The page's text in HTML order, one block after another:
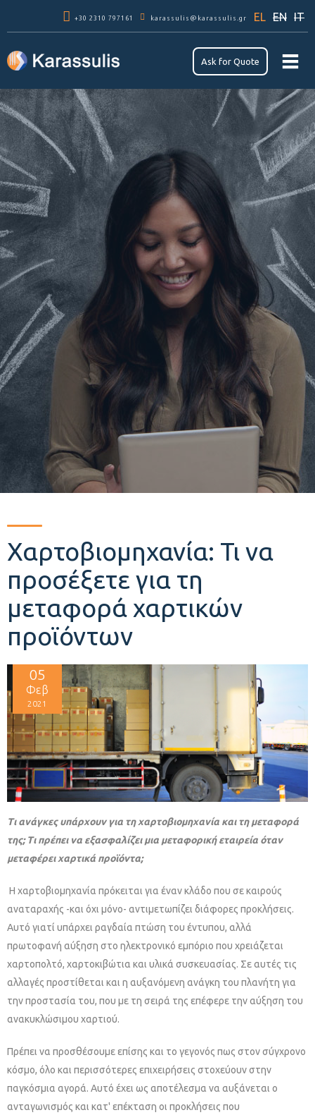
προς το
κυρίως
+30 2310 797161 karassulis@karassulis.gr EL EN IT
Αsk for Quote
Χαρτοβιομηχανία: Τι να
προσέξετε για τη
μεταφορά χαρτικών
προϊόντων
05
Φεβ
2021
Τι ανάγκες υπάρχουν για τη χαρτοβιομηχανία και τη μεταφορά
της; Τι πρέπει να εξασφαλίζει μια μεταφορική εταιρεία όταν
μεταφέρει χαρτικά προϊόντα;
Η χαρτοβιομηχανία πρόκειται για έναν κλάδο που σε καιρούς
αναταραχής -και όχι μόνο- αντιμετωπίζει διάφορες προκλήσεις.
Αυτό γιατί υπάρχει ραγδαία πτώση του έντυπου, αλλά
πρωτοφανή αύξηση στο ηλεκτρονικό εμπόριο που χρειάζεται
χαρτοπολτό, χαρτοκιβώτια και υλικά συσκευασίας. Σε αυτές τις
αλλαγές προστίθεται και η αυξανόμενη ανάγκη του πλανήτη για
την προστασία του, που με τη σειρά της επέφερε την αύξηση του
ανακυκλώσιμου χαρτιού.
Πρέπει να προσθέσουμε επίσης και το γεγονός πως στον σύγχρονο
κόσμο, όλο και περισσότερες επιχειρήσεις στοχεύουν στην
παγκόσμια αγορά. Αυτό έχει ως αποτέλεσμα να αυξάνεται ο
ανταγωνισμός και κατ' επέκταση οι προκλήσεις που